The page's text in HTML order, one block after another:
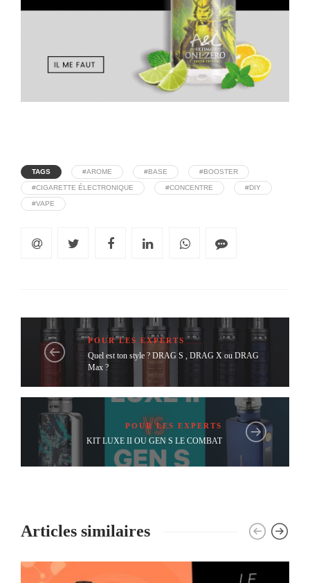
TAGS #AROME #BASE #BOOSTER
#CIGARETTE ÉLECTRONIQUE #CONCENTRE #DIY
#VAPE
POUR LES EXPERTS
Quel est ton style ? DRAG S , DRAG X ou DRAG
Max ?
POUR LES EXPERTS
KIT LUXE II OU GEN S LE COMBAT
Articles similaires